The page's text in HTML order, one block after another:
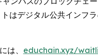
はデジタル公共インフ
は、 educhain.xyz/